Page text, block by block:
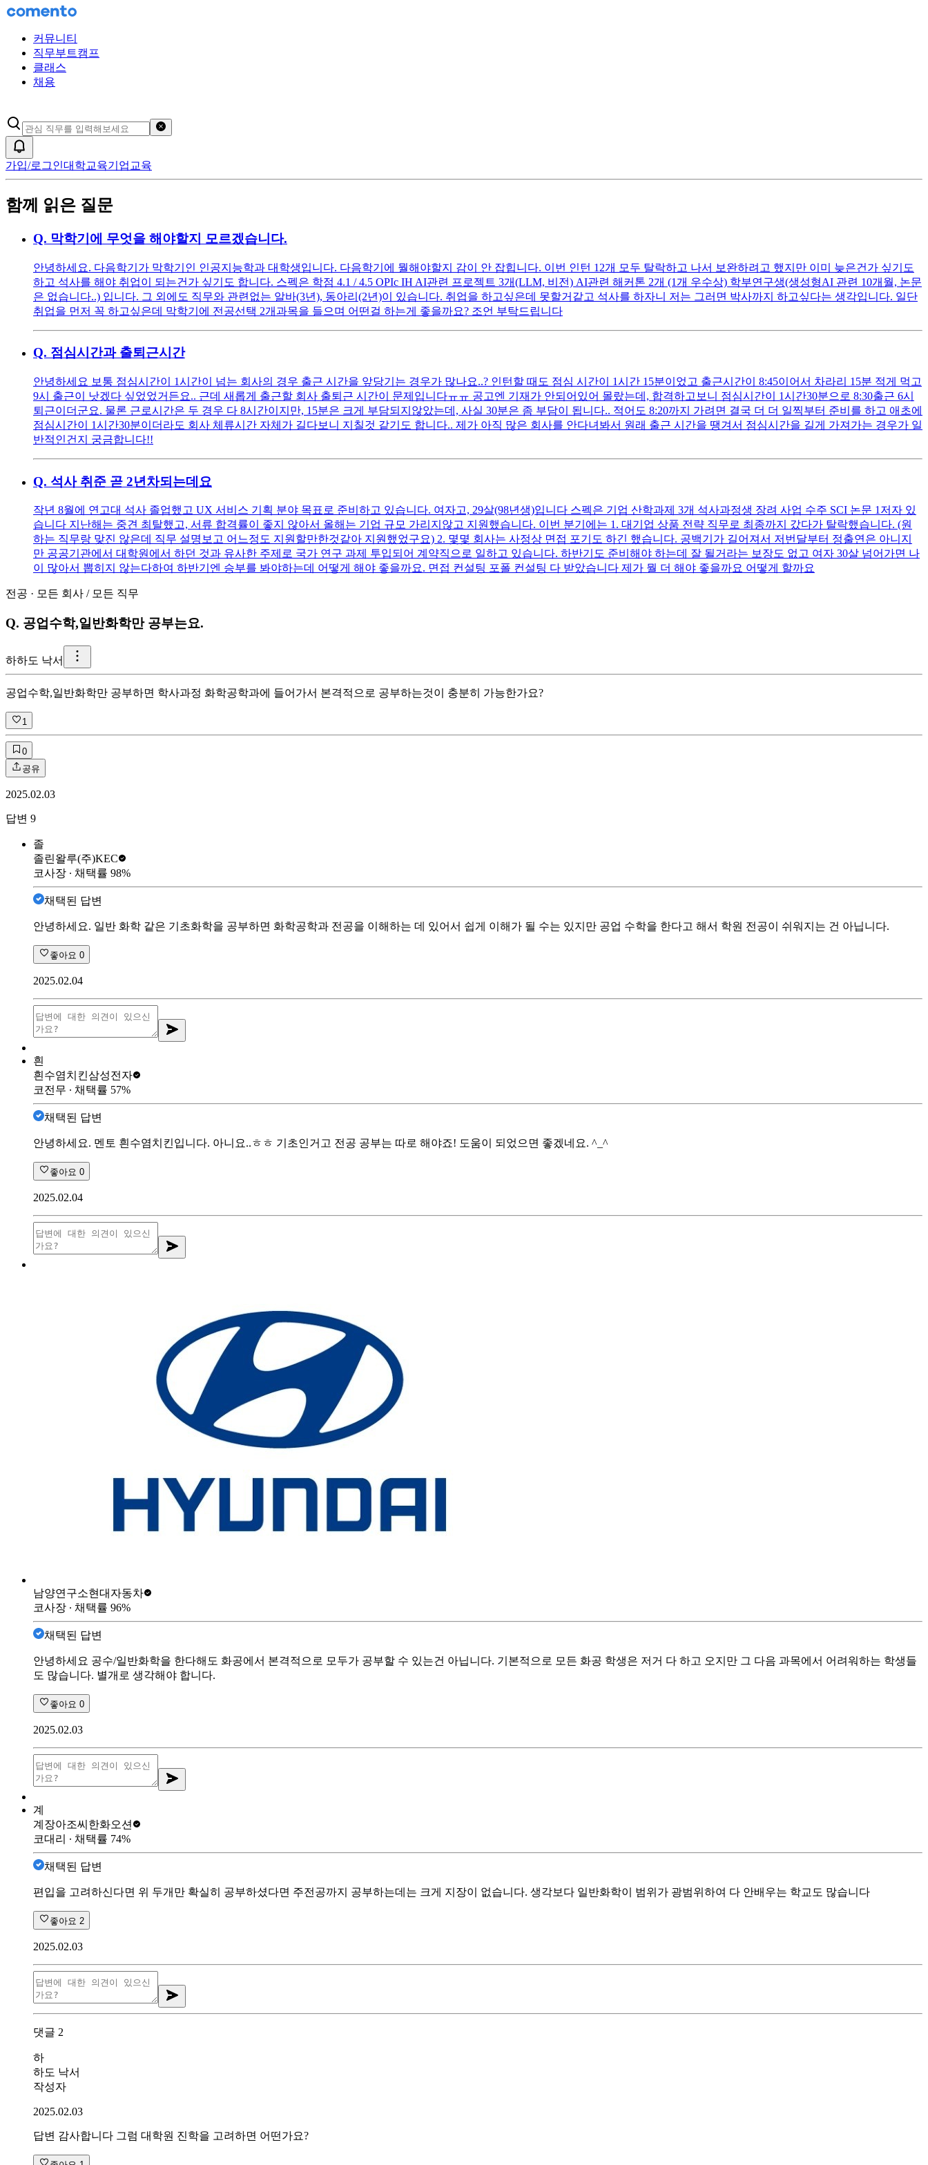
커뮤니티
직무부트캠프
클래스
채용
가입/로그인대학교육기업교육
함께 읽은 질문
Q. 막학기에 무엇을 해야할지 모르겠습니다.
안녕하세요. 다음학기가 막학기인 인공지능학과 대학생입니다. 다음학기에 뭘해야할지 감이 안 잡힙니다. 이번 인턴 12개 모두 탈락하고 나서 보완하려고 했지만 이미 늦은건가 싶기도
하고 석사를 해야 취업이 되는건가 싶기도 합니다. 스펙은 학점 4.1 / 4.5 OPIc IH AI관련 프로젝트 3개(LLM, 비전) AI관련 해커톤 2개 (1개 우수상) 학부연구생(생성형AI 관련 10개월, 논문
은 없습니다..) 입니다. 그 외에도 직무와 관련없는 알바(3년), 동아리(2년)이 있습니다. 취업을 하고싶은데 못할거같고 석사를 하자니 저는 그러면 박사까지 하고싶다는 생각입니다. 일단
취업을 먼저 꼭 하고싶은데 막학기에 전공선택 2개과목을 들으며 어떤걸 하는게 좋을까요? 조언 부탁드립니다
Q. 점심시간과 출퇴근시간
안녕하세요 보통 점심시간이 1시간이 넘는 회사의 경우 출근 시간을 앞당기는 경우가 많나요..? 인턴할 때도 점심 시간이 1시간 15분이었고 출근시간이 8:45이어서 차라리 15분 적게 먹고
9시 출근이 낫겠다 싶었었거든요.. 근데 새롭게 출근할 회사 출퇴근 시간이 문제입니다ㅠㅠ 공고엔 기재가 안되어있어 몰랐는데, 합격하고보니 점심시간이 1시간30분으로 8:30출근 6시
퇴근이더군요. 물론 근로시간은 두 경우 다 8시간이지만, 15분은 크게 부담되지않았는데, 사실 30분은 좀 부담이 됩니다.. 적어도 8:20까지 가려면 결국 더 더 일찍부터 준비를 하고 애초에
점심시간이 1시간30분이더라도 회사 체류시간 자체가 길다보니 지칠것 같기도 합니다.. 제가 아직 많은 회사를 안다녀봐서 원래 출근 시간을 땡겨서 점심시간을 길게 가져가는 경우가 일
반적인건지 궁금합니다!!
Q. 석사 취준 곧 2년차되는데요
작년 8월에 연고대 석사 졸업했고 UX 서비스 기획 분야 목표로 준비하고 있습니다. 여자고, 29살(98년생)입니다 스펙은 기업 산학과제 3개 석사과정생 장려 사업 수주 SCI 논문 1저자 있
습니다 지난해는 중견 최탈했고, 서류 합격률이 좋지 않아서 올해는 기업 규모 가리지않고 지원했습니다. 이번 분기에는 1. 대기업 상품 전략 직무로 최종까지 갔다가 탈락했습니다. (원
하는 직무랑 맞진 않은데 직무 설명보고 어느정도 지원할만한것같아 지원했었구요) 2. 몇몇 회사는 사정상 면접 포기도 하긴 했습니다. 공백기가 길어져서 저번달부터 정출연은 아니지
만 공공기관에서 대학원에서 하던 것과 유사한 주제로 국가 연구 과제 투입되어 계약직으로 일하고 있습니다. 하반기도 준비해야 하는데 잘 될거라는 보장도 없고 여자 30살 넘어가면 나
이 많아서 뽑히지 않는다하여 하반기엔 승부를 봐야하는데 어떻게 해야 좋을까요. 면접 컨설팅 포폴 컨설팅 다 받았습니다 제가 뭘 더 해야 좋을까요 어떻게 할까요
전공 · 모든 회사 / 모든 직무
Q. 공업수학,일반화학만 공부는요.
하하도 낙서
공업수학,일반화학만 공부하면 학사과정 화학공학과에 들어가서 본격적으로 공부하는것이 충분히 가능한가요?
1
0
공유
2025.02.03
답변 9
졸
졸린왈루(주)KEC
코사장 ∙ 채택률 98%
채택된 답변
안녕하세요. 일반 화학 같은 기초화학을 공부하면 화학공학과 전공을 이해하는 데 있어서 쉽게 이해가 될 수는 있지만 공업 수학을 한다고 해서 학원 전공이 쉬워지는 건 아닙니다.
좋아요 0
2025.02.04
흰
흰수염치킨삼성전자
코전무 ∙ 채택률 57%
채택된 답변
안녕하세요. 멘토 흰수염치킨입니다. 아니요..ㅎㅎ 기초인거고 전공 공부는 따로 해야죠! 도움이 되었으면 좋겠네요. ^_^
좋아요 0
2025.02.04
남양연구소현대자동차
코사장 ∙ 채택률 96%
채택된 답변
안녕하세요 공수/일반화학을 한다해도 화공에서 본격적으로 모두가 공부할 수 있는건 아닙니다. 기본적으로 모든 화공 학생은 저거 다 하고 오지만 그 다음 과목에서 어려워하는 학생들
도 많습니다. 별개로 생각해야 합니다.
좋아요 0
2025.02.03
계
계장아조씨 한화오션
코대리 ∙ 채택률 74%
채택된 답변
편입을 고려하신다면 위 두개만 확실히 공부하셨다면 주전공까지 공부하는데는 크게 지장이 없습니다. 생각보다 일반화학이 범위가 광범위하여 다 안배우는 학교도 많습니다
좋아요 2
2025.02.03
댓글 2
하
하도 낙서
작성자
2025.02.03
답변 감사합니다 그럼 대학원 진학을 고려하면 어떤가요?